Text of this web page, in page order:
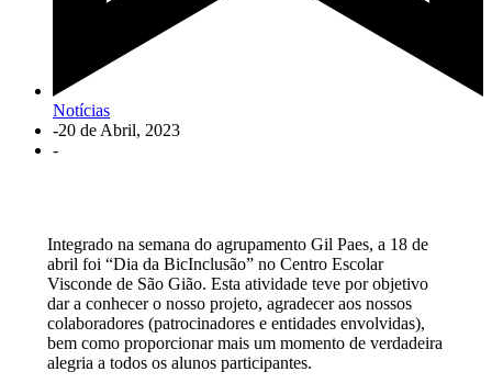
Notícias
-20 de Abril, 2023
-
Integrado na semana do agrupamento Gil Paes, a 18 de
abril foi “Dia da BicInclusão” no Centro Escolar
Visconde de São Gião. Esta atividade teve por objetivo
dar a conhecer o nosso projeto, agradecer aos nossos
colaboradores (patrocinadores e entidades envolvidas),
bem como proporcionar mais um momento de verdadeira
alegria a todos os alunos participantes.